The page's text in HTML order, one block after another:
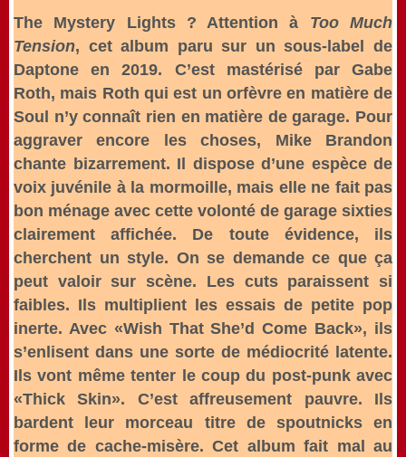
The Mystery Lights ? Attention à Too Much
Tension, cet album paru sur un sous-label de
Daptone en 2019. C’est mastérisé par Gabe
Roth, mais Roth qui est un orfèvre en matière de
Soul n’y connaît rien en matière de garage. Pour
aggraver encore les choses, Mike Brandon
chante bizarrement. Il dispose d’une espèce de
voix juvénile à la mormoille, mais elle ne fait pas
bon ménage avec cette volonté de garage sixties
clairement affichée. De toute évidence, ils
cherchent un style. On se demande ce que ça
peut valoir sur scène. Les cuts paraissent si
faibles. Ils multiplient les essais de petite pop
inerte. Avec «Wish That She’d Come Back», ils
s’enlisent dans une sorte de médiocrité latente.
Ils vont même tenter le coup du post-punk avec
«Thick Skin». C’est affreusement pauvre. Ils
bardent leur morceau titre de spoutnicks en
forme de cache-misère. Cet album fait mal au